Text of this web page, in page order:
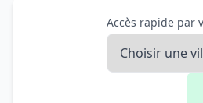
Accès rapide par